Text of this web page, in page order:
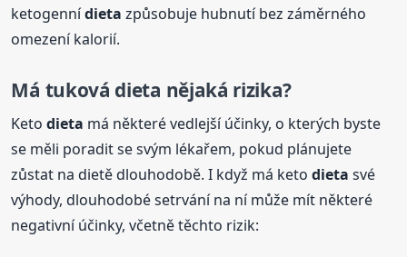
ketogennídieta způsobuje hubnutí bez záměrného
omezení kalorií.
Má tuková dieta nějaká rizika?
Ketodieta má některé vedlejší účinky, o kterých byste
se měli poradit se svým lékařem, pokud plánujete
zůstat na dietě dlouhodobě. I když má ketodieta své
výhody, dlouhodobé setrvání na ní může mít některé
negativní účinky, včetně těchto rizik: